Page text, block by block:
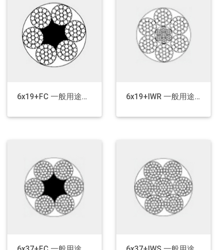
6x19+FC 一般用途钢丝绳 6x19+IWR 一般用途钢丝绳